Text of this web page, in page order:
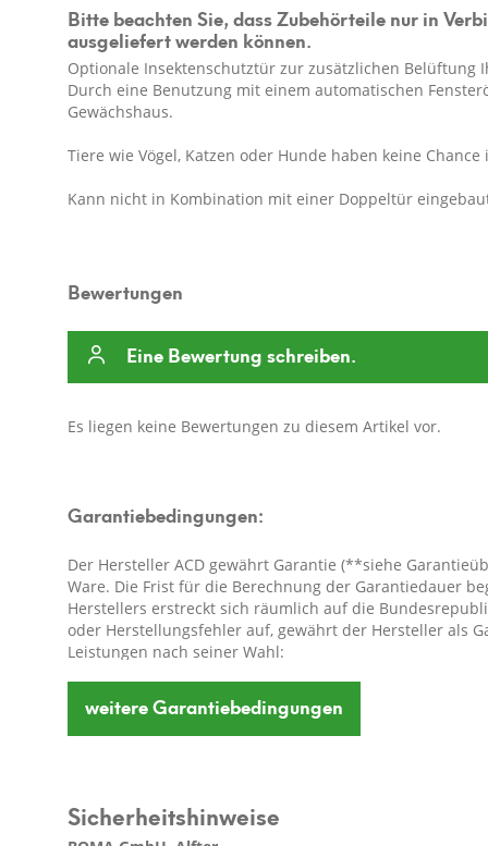
Bitte beachten Sie, dass Zubehörteile nur in
ausgeliefert werden können.
Optionale Insektenschutztür zur zusätzlichen Belüftung
Durch eine Benutzung mit einem automatischen
Gewächshaus.
Tiere wie Vögel, Katzen oder Hunde haben keine
Kann nicht in Kombination mit einer Doppeltür
Bewertungen
Eine Bewertung schreiben.
Es liegen keine Bewertungen zu diesem Artikel vor.
Garantiebedingungen:
Der Hersteller ACD gewährt Garantie (**siehe
Ware. Die Frist für die Berechnung der Garantiedauer
Herstellers erstreckt sich räumlich auf die
oder Herstellungsfehler auf, gewährt der Hersteller als
Leistungen nach seiner Wahl:
- kostenfreier Austausch der Ware gegen einen
ursprüngliche Ware nicht mehr verfügbar ist).
ACD Glas Gewächshäuser: 12 Jahre
beweglichen Teile (Türrollen, Scharniere usw.): 2 Jahre
weitereGarantiebedingungen
Sicherheitshinweise